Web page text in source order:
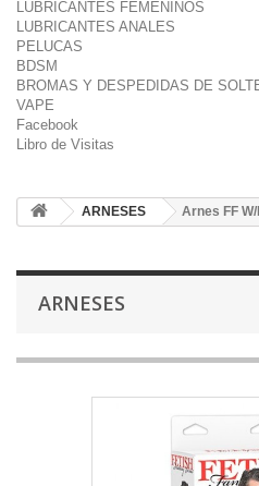
LUBRICANTES FEMENINOS
LUBRICANTES ANALES
PELUCAS
BDSM
BROMAS Y DESPEDIDAS DE
VAPE
Facebook
Libro de Visitas
ARNESES Arnes FF
ARNESES